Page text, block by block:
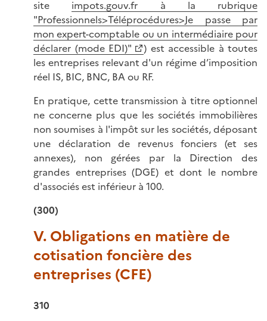
site impots.gouv.fr à la rubrique
"Professionnels>Téléprocédures>Je passe par
mon expert-comptable ou un intermédiaire pour
déclarer (mode EDI)"
) est accessible à toutes
les entreprises relevant d'un régime d’imposition
réel IS, BIC, BNC, BA ou RF.
En pratique, cette transmission à titre optionnel
ne concerne plus que les sociétés immobilières
non soumises à l'impôt sur les sociétés, déposant
une déclaration de revenus fonciers (et ses
annexes), non gérées par la Direction des
grandes entreprises (DGE) et dont le nombre
d'associés est inférieur à 100.
(300)
V. Obligations en matière de
cotisation foncière des
entreprises (CFE)
310